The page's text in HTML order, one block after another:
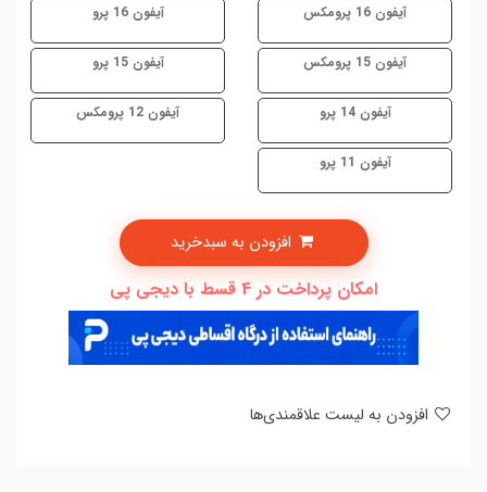
آیفون 16 پرومکس آیفون 16 پرو
آیفون 15 پرومکس آیفون 15 پرو
آیفون 14 پرو آیفون 12 پرومکس
آیفون 11 پرو
امکان پرداخت در 4 قسط با دیجی پی